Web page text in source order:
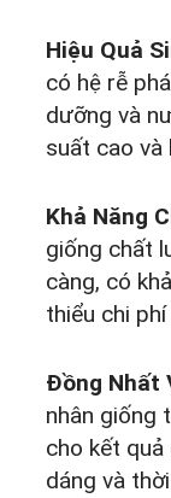
Hiệu Quả
có hệ rễ
dưỡng và
suất cao và
Khả Năng
giống chất
càng, có
thiểu chi
Đồng Nhất
nhân giống
cho kết quả
dáng và